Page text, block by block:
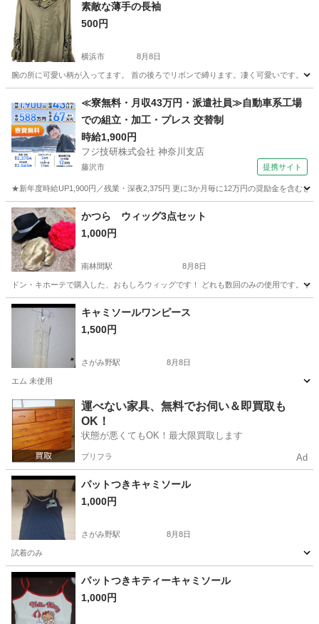
素敵な薄手の長袖
500円
横浜市 8月8日
腕の所に可愛い柄が入ってます。 首の後ろでリボンで縛ります。凄く可愛いです。
その他
≪寮無料・月収43万円・派遣社員≫自動車系工場
での組立・加工・プレス 交替制
時給1,900円
フジ技研株式会社 神奈川支店
藤沢市 提携サイト
★新年度時給UP1,900円／残業・深夜2,375円 更に3か月毎に12万円の奨励金を含む
神奈川 藤沢市 その他
かつら ウィッグ3点セット
1,000円
南林間駅 8月8日
ドン・キホーテで購入した、おもしろウィッグです！ どれも数回のみの使用です。
神奈川 大和市 キャミソールワンピース
1,500円
さがみ野駅 8月8日
エム 未使用
神奈川 綾瀬市 さがみ野駅 服/ファッション
運べない家具、無料でお伺い＆即買取も
OK！
状態が悪くてもOK！最大限買取します
プリフラ Ad
パットつきキャミソール
1,000円
さがみ野駅 8月8日
試着のみ
神奈川 綾瀬市 さがみ野駅 ワンピース
パットつきキティーキャミソール
1,000円